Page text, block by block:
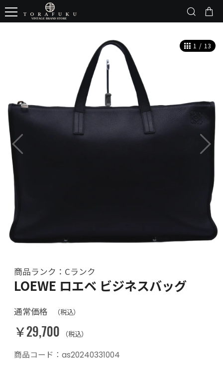
1 / 13
商品ランク：Cランク
LOEWE ロエベ ビジネスバッグ
通常価格 （税込）
￥29,700 （税込）
商品コード：as20240331004